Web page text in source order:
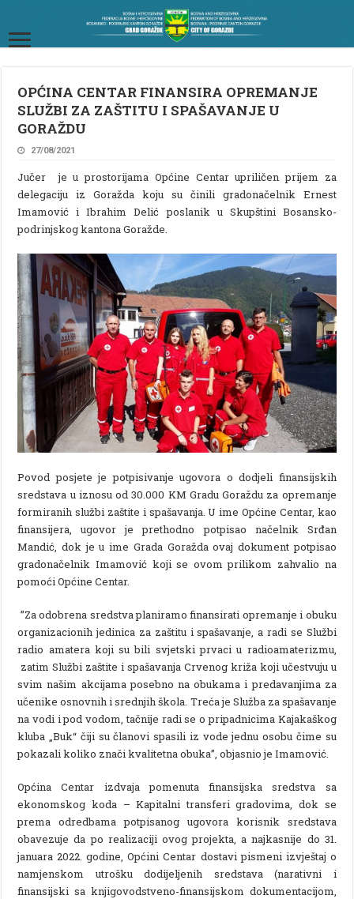
OPĆINA CENTAR FINANSIRA OPREMANJE
SLUŽBI ZA ZAŠTITU I SPAŠAVANJE U
GORAŽDU
27/08/2021
Jučer je u prostorijama Općine Centar upriličen prijem za
delegaciju iz Goražda koju su činili gradonačelnik Ernest
Imamović i Ibrahim Delić poslanik u Skupštini Bosansko-
podrinjskog kantona Goražde.
Povod posjete je potpisivanje ugovora o dodjeli finansijskih
sredstava u iznosu od 30.000 KM Gradu Goraždu za opremanje
formiranih službi zaštite i spašavanja. U ime Općine Centar, kao
finansijera, ugovor je prethodno potpisao načelnik Srđan
Mandić, dok je u ime Grada Goražda ovaj dokument potpisao
gradonačelnik Imamović koji se ovom prilikom zahvalio na
pomoći Općine Centar.
”Za odobrena sredstva planiramo finansirati opremanje i obuku
organizacionih jedinica za zaštitu i spašavanje, a radi se Službi
radio amatera koji su bili svjetski prvaci u radioamaterizmu,
zatim Službi zaštite i spašavanja Crvenog križa koji učestvuju u
svim našim akcijama posebno na obukama i predavanjima za
učenike osnovnih i srednjih škola. Treća je Služba za spašavanje
na vodi i pod vodom, tačnije radi se o pripadnicima Kajakaškog
kluba „Buk“ čiji su članovi spasili iz vode jednu osobu čime su
pokazali koliko znači kvalitetna obuka”, objasnio je Imamović.
Općina Centar izdvaja pomenuta finansijska sredstva sa
ekonomskog koda – Kapitalni transferi gradovima, dok se
prema odredbama potpisanog ugovora korisnik sredstava
obavezuje da po realizaciji ovog projekta, a najkasnije do 31.
januara 2022. godine, Općini Centar dostavi pismeni izvještaj o
namjenskom utrošku dodijeljenih sredstava (narativni i
finansijski sa knjigovodstveno-finansijskom dokumentacijom,